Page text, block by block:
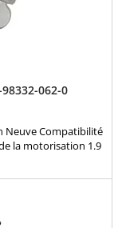
98332-062-0
Neuve Compatibilité
la motorisation 1.9